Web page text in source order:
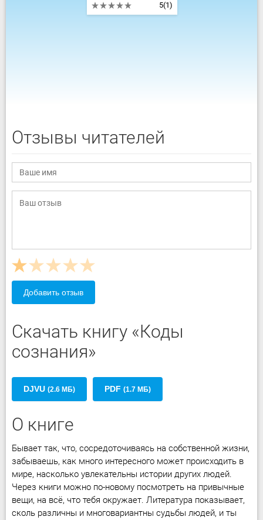
5(1)
Отзывы читателей
Добавить отзыв
Скачать книгу «Коды
сознания»
DJVU (2.6 МБ) PDF (1.7 МБ)
О книге
Бывает так, что, сосредоточиваясь на собственной жизни,
забываешь, как много интересного может происходить в
мире, насколько увлекательны истории других людей.
Через книги можно по-новому посмотреть на привычные
вещи, на всё, что тебя окружает. Литература показывает,
сколь различны и многовариантны судьбы людей, и ты